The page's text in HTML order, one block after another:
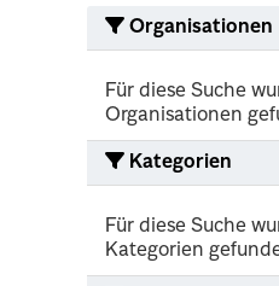
Organisationen
Für diese Suche
Organisationen
Kategorien
Für diese Suche
Kategorien